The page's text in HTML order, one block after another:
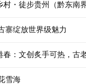
村・徒步贵州（黔东南
寨绽放世界级魅力
：文创炙手可热，古
雪海